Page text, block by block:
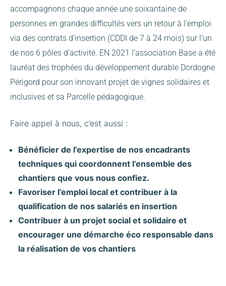
accompagnons chaque année une soixantaine de
personnes en grandes difficultés vers un retour à l’emploi
via des contrats d’insertion (CDDI de 7 à 24 mois) sur l’un
de nos 6 pôles d’activité. EN 2021 l’association Base a été
lauréat des trophées du développement durable Dordogne
Périgord pour son innovant projet de vignes solidaires et
inclusives et sa Parcelle pédagogique.
Faire appel à nous, c’est aussi :
Bénéficier de l’expertise de nos encadrants
techniques qui coordonnent l’ensemble des
chantiers que vous nous confiez.
Favoriser l’emploi local et contribuer à la
qualification de nos salariés en insertion
Contribuer à un projet social et solidaire et
encourager une démarche éco responsable dans
la réalisation de vos chantiers